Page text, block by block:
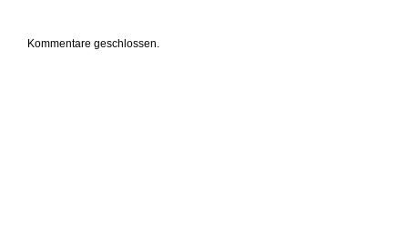
Kommentare geschlossen.